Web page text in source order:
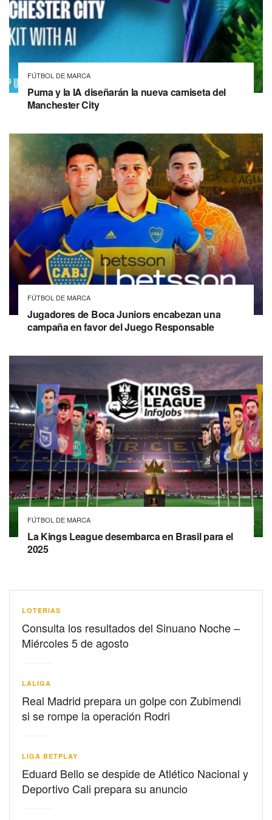
FÚTBOL DE MARCA
Puma y la IA diseñarán la nueva camiseta del
Manchester City
FÚTBOL DE MARCA
Jugadores de Boca Juniors encabezan una
campaña en favor del Juego Responsable
FÚTBOL DE MARCA
La Kings League desembarca en Brasil para el
2025
LOTERIAS
Consulta los resultados del Sinuano Noche –
Miércoles 5 de agosto
LALIGA
Real Madrid prepara un golpe con Zubimendi
si se rompe la operación Rodri
LIGA BETPLAY
Eduard Bello se despide de Atlético Nacional y
Deportivo Cali prepara su anuncio